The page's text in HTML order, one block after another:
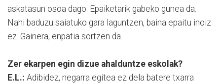
askatasun osoa dago. Epaiketarik gabeko gunea da.
Nahi baduzu saiatuko gara laguntzen, baina epaitu inoiz
ez. Gainera, enpatia sortzen da.
Zer ekarpen egin dizue ahalduntze eskolak?
E.L.: Adibidez, negarra egitea ez dela batere txarra